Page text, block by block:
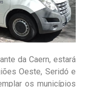
da Caern, estará
Oeste, Seridó e
os municípios